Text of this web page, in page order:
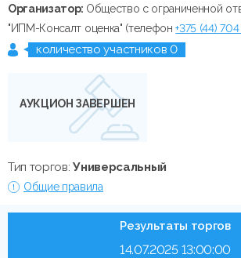
Организатор: Общество с ограниченной
"ИПМ-Консалт оценка" (телефон+375 (44)
количество участников 0
АУКЦИОН ЗАВЕРШЕН
Тип торгов:Универсальный
Общие правила
Результаты торгов
14.07.2025 13:00:00